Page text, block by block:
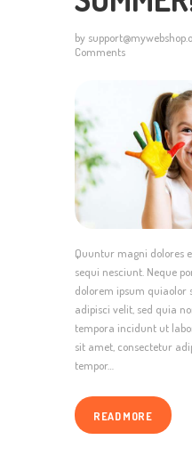
by
Comments
Quuntur magni dolores
sequi nesciunt. Neque
dolorem ipsum quiaolor
adipisci velit, sed quia
tempora incidunt ut
sit amet, consectetur
tempor…
READ MORE